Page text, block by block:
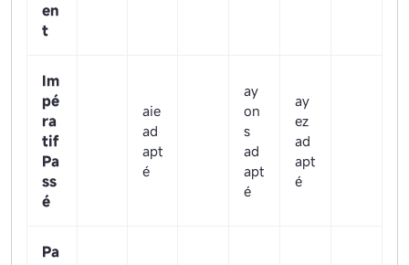
en
t
Im
pé
ra
tif
Pa
ss
é
aie
ad
apt
é
ay
on
s
ad
apt
é
ay
ez
ad
apt
é
Pa